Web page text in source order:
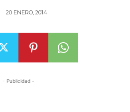
20 ENERO, 2014
- Publicidad -